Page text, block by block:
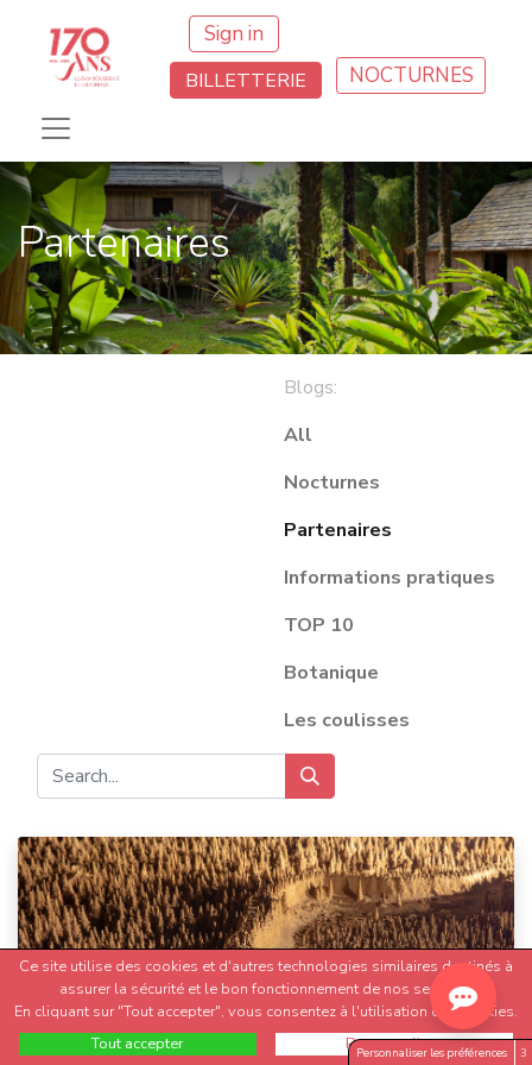
Sign in
BILLETTERIE NOCTURNES
Partenaires
Blogs:
All
Nocturnes
Partenaires
Informations pratiques
TOP 10
Botanique
Les coulisses
La Bambouseraie en Cévennes, FERNANDEZ FANNY
Ce site utilise des cookies et d'autres technologies similaires destinés à
assurer la sécurité et le bon fonctionnement de nos services.
En cliquant sur "Tout accepter", vous consentez à l'utilisation des cookies.
Tout accepter
Personnaliser
Personnaliser les préférences 3